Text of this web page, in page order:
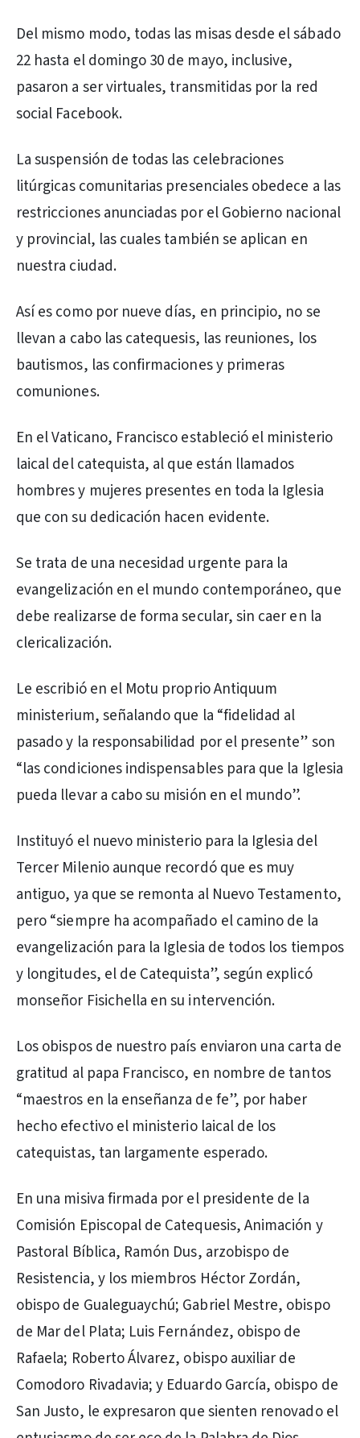
Del mismo modo, todas las misas desde el sábado
22 hasta el domingo 30 de mayo, inclusive,
pasaron a ser virtuales, transmitidas por la red
social Facebook.
La suspensión de todas las celebraciones
litúrgicas comunitarias presenciales obedece a las
restricciones anunciadas por el Gobierno nacional
y provincial, las cuales también se aplican en
nuestra ciudad.
Así es como por nueve días, en principio, no se
llevan a cabo las catequesis, las reuniones, los
bautismos, las confirmaciones y primeras
comuniones.
En el Vaticano, Francisco estableció el ministerio
laical del catequista, al que están llamados
hombres y mujeres presentes en toda la Iglesia
que con su dedicación hacen evidente.
Se trata de una necesidad urgente para la
evangelización en el mundo contemporáneo, que
debe realizarse de forma secular, sin caer en la
clericalización.
Le escribió en el Motu proprio Antiquum
ministerium, señalando que la “fidelidad al
pasado y la responsabilidad por el presente” son
“las condiciones indispensables para que la Iglesia
pueda llevar a cabo su misión en el mundo”.
Instituyó el nuevo ministerio para la Iglesia del
Tercer Milenio aunque recordó que es muy
antiguo, ya que se remonta al Nuevo Testamento,
pero “siempre ha acompañado el camino de la
evangelización para la Iglesia de todos los tiempos
y longitudes, el de Catequista”, según explicó
monseñor Fisichella en su intervención.
Los obispos de nuestro país enviaron una carta de
gratitud al papa Francisco, en nombre de tantos
“maestros en la enseñanza de fe”, por haber
hecho efectivo el ministerio laical de los
catequistas, tan largamente esperado.
En una misiva firmada por el presidente de la
Comisión Episcopal de Catequesis, Animación y
Pastoral Bíblica, Ramón Dus, arzobispo de
Resistencia, y los miembros Héctor Zordán,
obispo de Gualeguaychú; Gabriel Mestre, obispo
de Mar del Plata; Luis Fernández, obispo de
Rafaela; Roberto Álvarez, obispo auxiliar de
Comodoro Rivadavia; y Eduardo García, obispo de
San Justo, le expresaron que sienten renovado el